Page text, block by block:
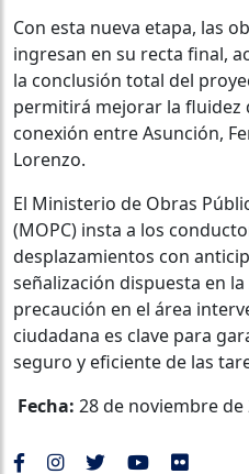
Con esta nueva etapa, las
ingresan en su recta final,
la conclusión total del
permitirá mejorar la fluidez
conexión entre Asunción,
Lorenzo.
El Ministerio de Obras
(MOPC) insta a los
desplazamientos con
señalización dispuesta en
precaución en el área
ciudadana es clave para
seguro y eficiente de las
Fecha: 28 de noviembre de